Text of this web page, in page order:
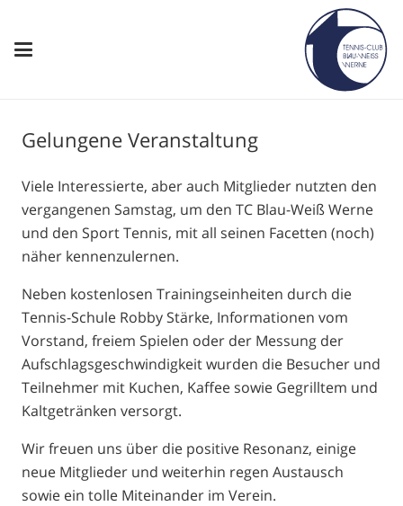
Gelungene Veranstaltung
Viele Interessierte, aber auch Mitglieder nutzten den
vergangenen Samstag, um den TC Blau-Weiß Werne
und den Sport Tennis, mit all seinen Facetten (noch)
näher kennenzulernen.
Neben kostenlosen Trainingseinheiten durch die
Tennis-Schule Robby Stärke, Informationen vom
Vorstand, freiem Spielen oder der Messung der
Aufschlagsgeschwindigkeit wurden die Besucher und
Teilnehmer mit Kuchen, Kaffee sowie Gegrilltem und
Kaltgetränken versorgt.
Wir freuen uns über die positive Resonanz, einige
neue Mitglieder und weiterhin regen Austausch
sowie ein tolle Miteinander im Verein.